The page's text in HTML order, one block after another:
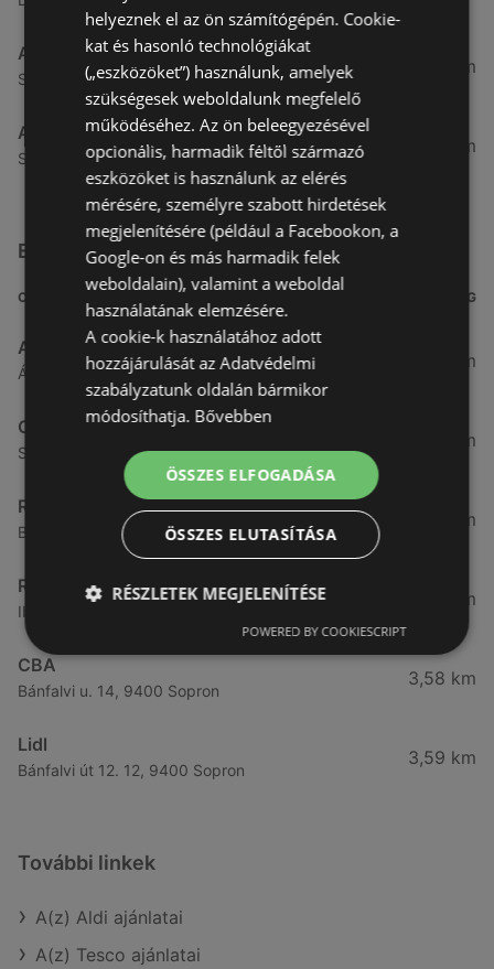
Aldi
Szent Márton u. 57-61., 9700 Szombathely
51,54 km
Aldi
Szent Gellért utca 49., 9700 Szombathely
53,49 km
Egyéb Szupermarketek üzletek a közelben
CÍM TÁVOLSÁG
ALDI
Ágfalvi út 4/a, 9400 Sopron
3,26 km
CBA
Somfalvi u. 14., 9400 Sopron
3,31 km
Reál
Besenyő u. 16., 9400 Sopron
3,32 km
Reál
Ibolya út 15., 9400 Sopron
3,41 km
CBA
Bánfalvi u. 14, 9400 Sopron
3,58 km
Lidl
Bánfalvi út 12. 12, 9400 Sopron
3,59 km
További linkek
A(z) Aldi ajánlatai
A(z) Tesco ajánlatai
helyeznek el az ön számítógépén. Cookie-
kat és hasonló technológiákat
(„eszközöket”) használunk, amelyek
szükségesek weboldalunk megfelelő
működéséhez. Az ön beleegyezésével
opcionális, harmadik féltől származó
eszközöket is használunk az elérés
mérésére, személyre szabott hirdetések
megjelenítésére (például a Facebookon, a
Google-on és más harmadik felek
weboldalain), valamint a weboldal
használatának elemzésére.
A cookie-k használatához adott
hozzájárulását az Adatvédelmi
szabályzatunk oldalán bármikor
módosíthatja. Bővebben
ÖSSZES ELFOGADÁSA
ÖSSZES ELUTASÍTÁSA
RÉSZLETEK MEGJELENÍTÉSE
POWERED BY COOKIESCRIPT